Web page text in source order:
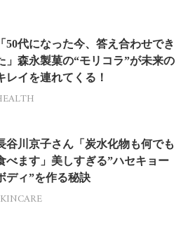
「50代になった今、答え合わせでき
」森永製菓の“モリコラ”が未来の
レイを連れてくる！
谷川京子さん「炭水化物も何でも
べます」美しすぎる”ハセキョー
ディ”を作る秘訣